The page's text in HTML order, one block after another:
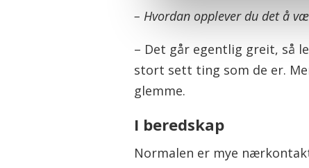
– Hvordan opplever du det å
– Det går egentlig greit, så
stort sett ting som de er.
glemme.
I beredskap
Normalen er mye